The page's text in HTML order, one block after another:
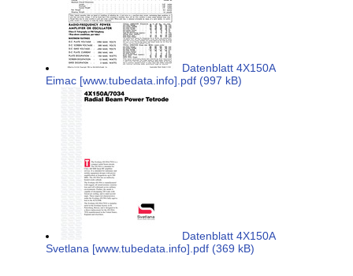
Datenblatt 4X150A
Eimac [www.tubedata.info].pdf (997 kB)
Datenblatt 4X150A
Svetlana [www.tubedata.info].pdf (369 kB)